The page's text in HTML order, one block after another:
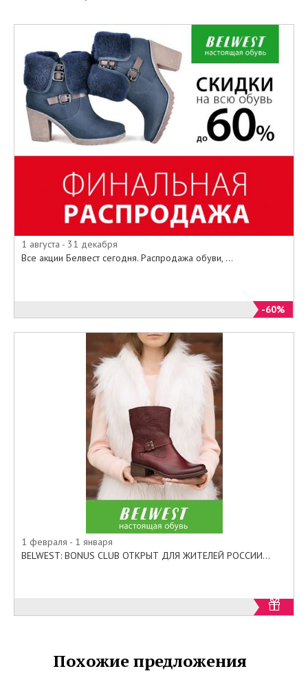
Предложение действует во всех
магазинах БЕЛВЕСТ в период с
01 по 30 апреля 2015 года .
1 августа - 31 декабря
Все акции Белвест сегодня. Распродажа обуви, ...
-60%
1 февраля - 1 января
BELWEST: BONUS CLUB ОТКРЫТ ДЛЯ ЖИТЕЛЕЙ РОССИИ...
Похожие предложения